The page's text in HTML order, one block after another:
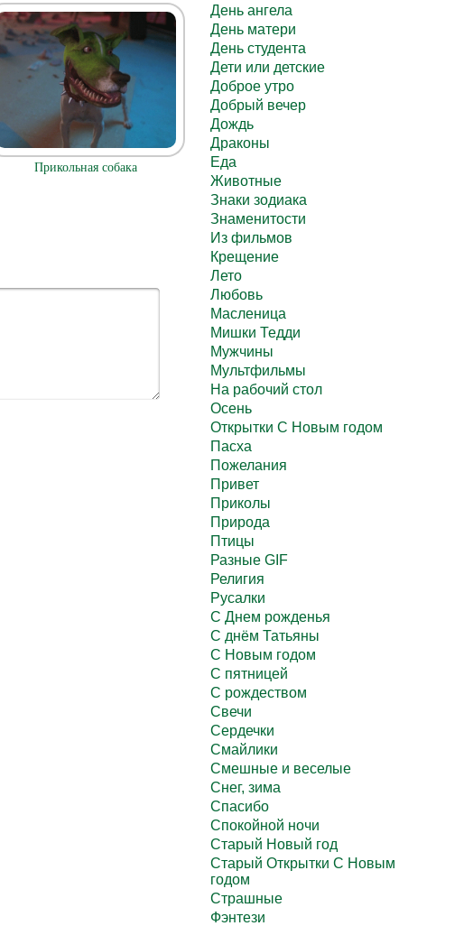
Прикольная собака
День ангела
День матери
День студента
Дети или детские
Доброе утро
Добрый вечер
Дождь
Драконы
Еда
Животные
Знаки зодиака
Знаменитости
Из фильмов
Крещение
Лето
Любовь
Масленица
Мишки Тедди
Мужчины
Мультфильмы
На рабочий стол
Осень
Открытки С Новым годом
Пасха
Пожелания
Привет
Приколы
Природа
Птицы
Разные GIF
Религия
Русалки
С Днем рожденья
С днём Татьяны
С Новым годом
С пятницей
С рождеством
Свечи
Сердечки
Смайлики
Смешные и веселые
Снег, зима
Спасибо
Спокойной ночи
Старый Новый год
Старый Открытки С Новым
годом
Страшные
Фэнтези